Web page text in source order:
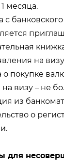
месяца.
с
на
о покупке
визу – не
из
о
для